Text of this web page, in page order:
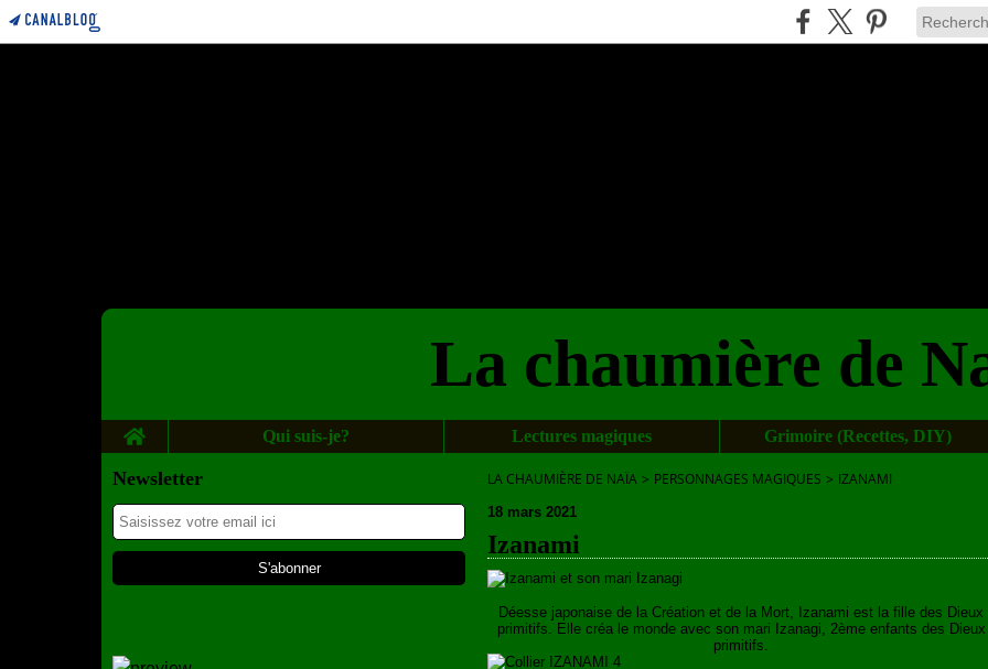
La chaumière de
Home Qui suis-je? Lectures magiques Grimoire (Recettes, DIY)
Newsletter LA CHAUMIÈRE DE NAÏA > PERSONNAGES MAGIQUES > IZANAMI
18 mars 2021
Izanami
Déesse japonaise de la Création et de la Mort, Izanami est la fille des Dieux
primitifs. Elle créa le monde avec son mari Izanagi, 2ème enfants des Dieux
primitifs.